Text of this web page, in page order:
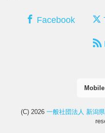
Facebook
Mobile
(C) 2026 一般社団法人 新潟